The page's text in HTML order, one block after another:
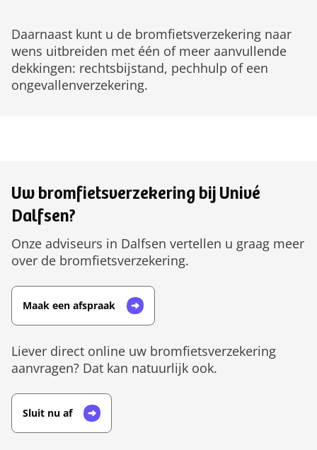
Daarnaast kunt u de bromfietsverzekering naar
wens uitbreiden met één of meer aanvullende
dekkingen: rechtsbijstand, pechhulp of een
ongevallenverzekering.
Uw bromfietsverzekering bij Univé
Dalfsen?
Onze adviseurs in Dalfsen vertellen u graag meer
over de bromfietsverzekering.
Maak een afspraak
Liever direct online uw bromfietsverzekering
aanvragen? Dat kan natuurlijk ook.
Sluit nu af